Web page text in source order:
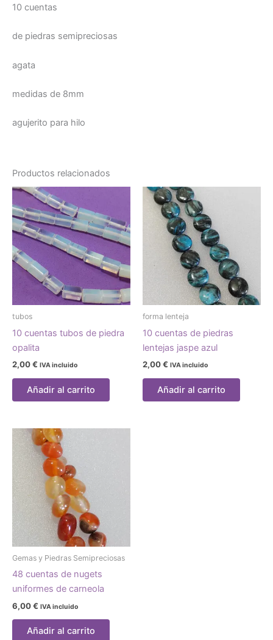
10 cuentas
de piedras semipreciosas
agata
medidas de 8mm
agujerito para hilo
Productos relacionados
tubos
10 cuentas tubos de piedra
opalita
2,00€ IVA incluido
Añadir al carrito
forma lenteja
10 cuentas de piedras
lentejas jaspe azul
2,00€ IVA incluido
Añadir al carrito
Gemas y Piedras Semipreciosas
48 cuentas de nugets
uniformes de carneola
6,00€ IVA incluido
Añadir al carrito